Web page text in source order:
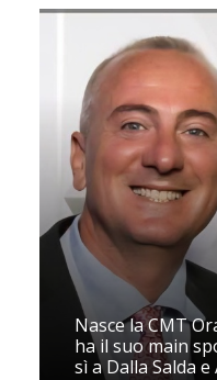
Nasce la CMT
ha il suo main
sì a Dalla Salda